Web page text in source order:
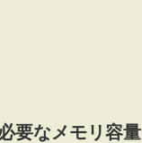
要なメモリ容量